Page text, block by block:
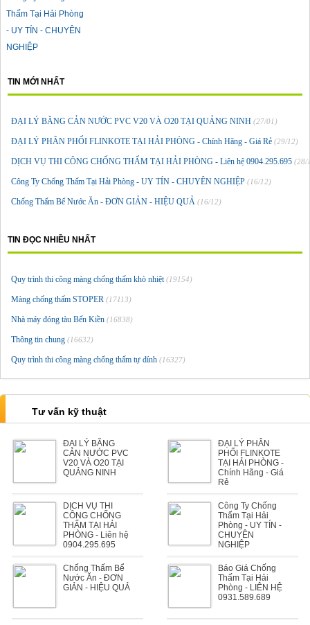
Thấm Tại Hải Phòng
- UY TÍN - CHUYÊN
NGHIỆP
TIN MỚI NHẤT
ĐẠI LÝ BĂNG CẢN NƯỚC PVC V20 VÀ O20 TẠI QUẢNG NINH (27/01)
ĐẠI LÝ PHÂN PHỐI FLINKOTE TẠI HẢI PHÒNG - Chính Hãng - Giá Rẻ (29/12)
DỊCH VỤ THI CÔNG CHỐNG THẤM TẠI HẢI PHÒNG - Liên hệ 0904.295.695 (28/
Công Ty Chống Thấm Tại Hải Phòng - UY TÍN - CHUYÊN NGHIỆP (16/12)
Chống Thấm Bể Nước Ăn - ĐƠN GIẢN - HIỆU QUẢ (16/12)
TIN ĐỌC NHIỀU NHẤT
Quy trình thi công màng chống thấm khò nhiệt(19154)
Màng chống thấm STOPER (17113)
Nhà máy đóng tàu Bến Kiền (16838)
Thông tin chung (16632)
Quy trình thi công màng chống thấm tự dính (16327)
Tư vấn kỹ thuật
ĐẠI LÝ BĂNG
CẢN NƯỚC PVC
V20 VÀ O20 TẠI
QUẢNG NINH
ĐẠI LÝ PHÂN
PHỐI FLINKOTE
TẠI HẢI PHÒNG -
Chính Hãng - Giá
Rẻ
DỊCH VỤ THI
CÔNG CHỐNG
THẤM TẠI HẢI
PHÒNG - Liên hệ
0904.295.695
Công Ty Chống
Thấm Tại Hải
Phòng - UY TÍN -
CHUYÊN
NGHIỆP
Chống Thấm Bể
Nước Ăn - ĐƠN
GIẢN - HIỆU QUẢ
Báo Giá Chống
Thấm Tại Hải
Phòng - LIÊN HỆ
0931.589.689